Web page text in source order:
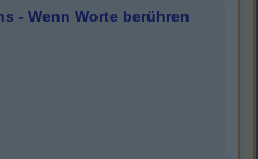
- Wenn Worte berühren